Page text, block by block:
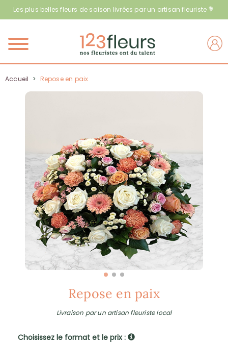
Les plus belles fleurs de saison livrées par un artisan fleuriste 💐
Menu
Accueil > Repose en paix
Repose en paix
Livraison par un artisan fleuriste local
Choisissez le format et le prix :